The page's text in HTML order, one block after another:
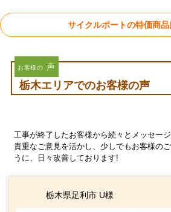
サイクルポートの特価商品
お客様の 声
栃木エリアでのお客様の声
工事が終了したお客様から続々とメッセー
貴重なご意見を活かし、少しでもお客様の
うに、日々改善しております!
栃木県足利市 U様